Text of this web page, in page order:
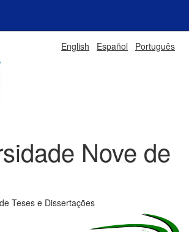
English Español Português
Nove de
Teses e Dissertações